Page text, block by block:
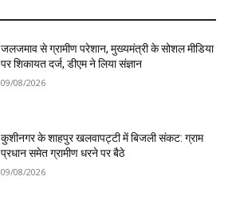
जलजमाव से ग्रामीण परेशान, मुख्यमंत्री के सोशल मीडिया
पर शिकायत दर्ज, डीएम ने लिया संज्ञान
09/08/2026
कुशीनगर के शाहपुर खलवापट्टी में बिजली संकट: ग्राम
प्रधान समेत ग्रामीण धरने पर बैठे
09/08/2026